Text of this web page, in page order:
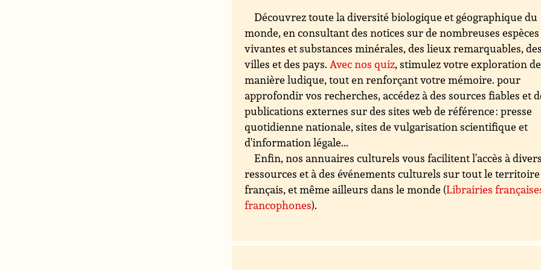
Découvrez toute la diversité biologique et géographique du
monde, en consultant des notices sur de nombreuses espèces
vivantes et substances minérales, des lieux remarquables, des
villes et des pays. Avec nos quiz, stimulez votre exploration de
manière ludique, tout en renforçant votre mémoire. pour
approfondir vos recherches, accédez à des sources fiables et
publications externes sur des sites web de référence : presse
quotidienne nationale, sites de vulgarisation scientifique et
d'information légale...
Enfin, nos annuaires culturels vous facilitent l'accès à
ressources et à des événements culturels sur tout le territoire
français, et même ailleurs dans le monde (Librairies
francophones).